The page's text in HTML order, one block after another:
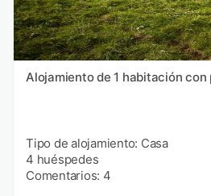
Alojamiento de 1 habitación
Tipo de alojamiento: Casa
4 huéspedes
Comentarios: 4